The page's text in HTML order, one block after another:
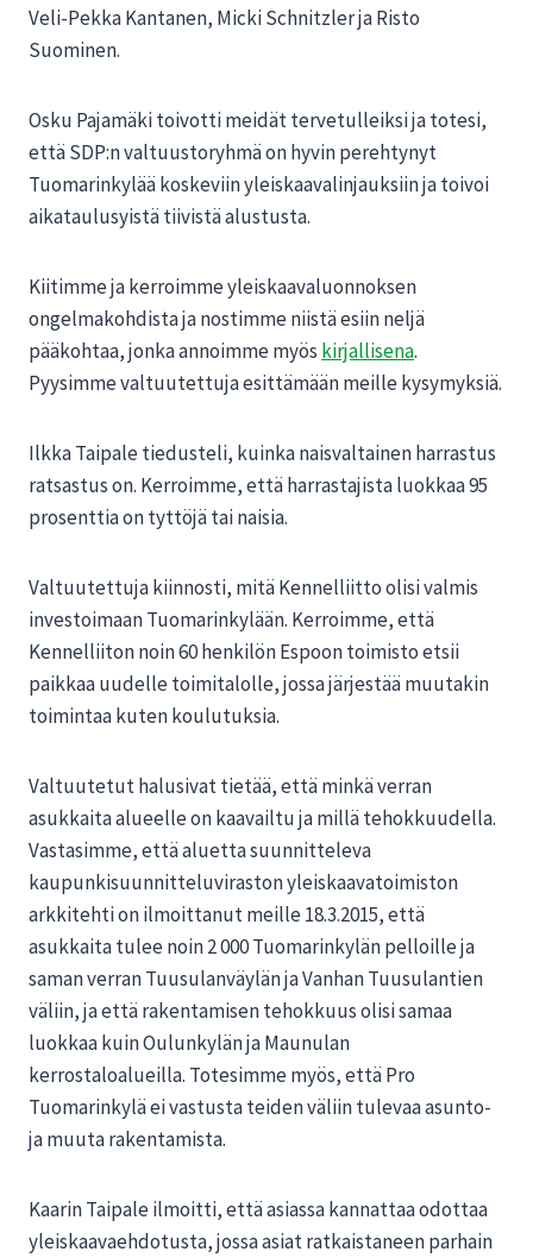
Veli-Pekka Kantanen, Micki Schnitzler ja Risto
Suominen.
Osku Pajamäki toivotti meidät tervetulleiksi ja totesi,
että SDP:n valtuustoryhmä on hyvin perehtynyt
Tuomarinkylää koskeviin yleiskaavalinjauksiin ja toivoi
aikataulusyistä tiivistä alustusta.
Kiitimme ja kerroimme yleiskaavaluonnoksen
ongelmakohdista ja nostimme niistä esiin neljä
pääkohtaa, jonka annoimme myös kirjallisena.
Pyysimme valtuutettuja esittämään meille kysymyksiä.
Ilkka Taipale tiedusteli, kuinka naisvaltainen harrastus
ratsastus on. Kerroimme, että harrastajista luokkaa 95
prosenttia on tyttöjä tai naisia.
Valtuutettuja kiinnosti, mitä Kennelliitto olisi valmis
investoimaan Tuomarinkylään. Kerroimme, että
Kennelliiton noin 60 henkilön Espoon toimisto etsii
paikkaa uudelle toimitalolle, jossa järjestää muutakin
toimintaa kuten koulutuksia.
Valtuutetut halusivat tietää, että minkä verran
asukkaita alueelle on kaavailtu ja millä tehokkuudella.
Vastasimme, että aluetta suunnitteleva
kaupunkisuunnitteluviraston yleiskaavatoimiston
arkkitehti on ilmoittanut meille 18.3.2015, että
asukkaita tulee noin 2 000 Tuomarinkylän pelloille ja
saman verran Tuusulanväylän ja Vanhan Tuusulantien
väliin, ja että rakentamisen tehokkuus olisi samaa
luokkaa kuin Oulunkylän ja Maunulan
kerrostaloalueilla. Totesimme myös, että Pro
Tuomarinkylä ei vastusta teiden väliin tulevaa asunto-
ja muuta rakentamista.
Kaarin Taipale ilmoitti, että asiassa kannattaa odottaa
yleiskaavaehdotusta, jossa asiat ratkaistaneen parhain